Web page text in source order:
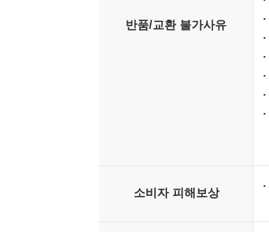
반품/교환 불가사유
소비자 피해보상